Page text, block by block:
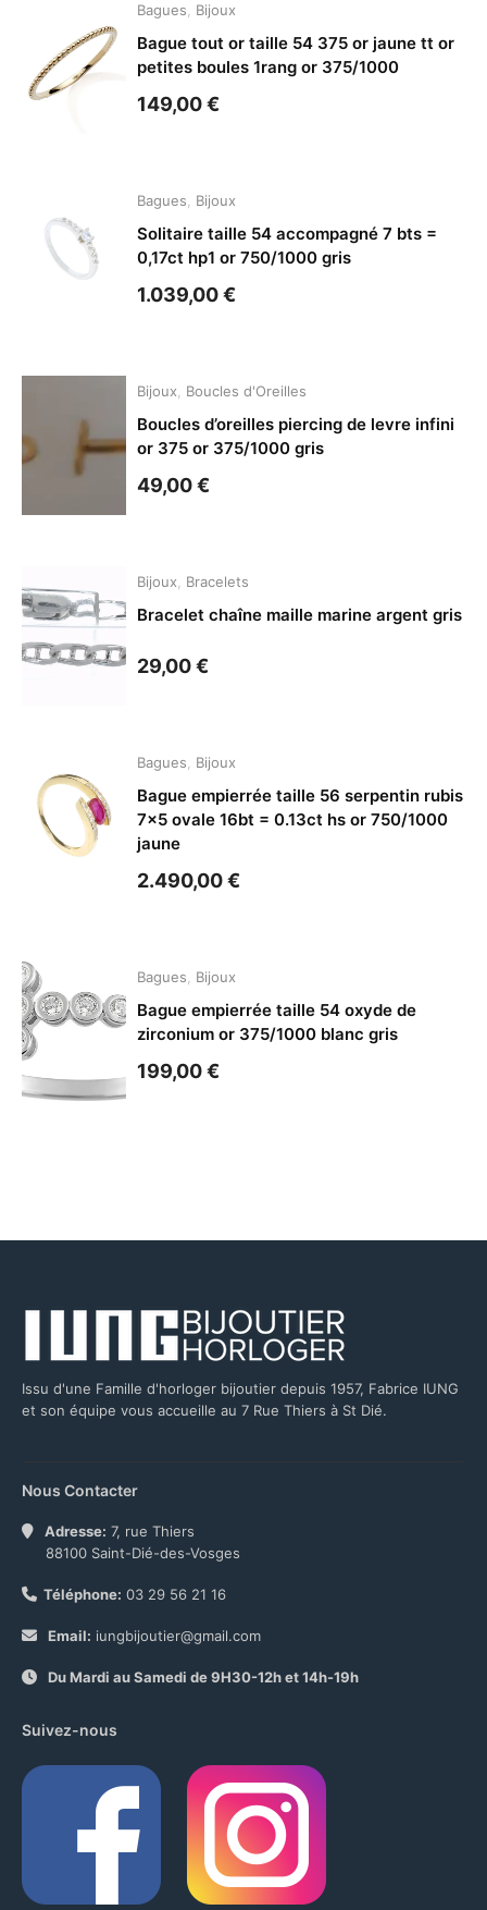
Bagues Bijoux
Bague tout or taille 54 375 or jaune tt or
petites boules 1rang or 375/1000
149,00€
Bagues Bijoux
Solitaire taille 54 accompagné 7 bts =
0,17ct hp1 or 750/1000 gris
1.039,00€
Bijoux Boucles d'Oreilles
Boucles d’oreilles piercing de levre infini
or 375 or 375/1000 gris
49,00€
Bijoux Bracelets
Bracelet chaîne maille marine argent gris
29,00€
Bagues Bijoux
Bague empierrée taille 56 serpentin rubis
7×5 ovale 16bt = 0.13ct hs or 750/1000
jaune
2.490,00€
Bagues Bijoux
Bague empierrée taille 54 oxyde de
zirconium or 375/1000 blanc gris
199,00€
Issu d'une Famille d'horloger bijoutier depuis 1957, Fabrice IUNG
et son équipe vous accueille au 7 Rue Thiers à St Dié.
Nous Contacter
Adresse: 7, rue Thiers
88100 Saint-Dié-des-Vosges
Téléphone: 03 29 56 21 16
Email: iungbijoutier@gmail.com
Du Mardi au Samedi de 9H30-12h et 14h-19h
Suivez-nous